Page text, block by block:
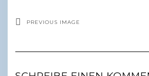
PREVIOUS IMAGE